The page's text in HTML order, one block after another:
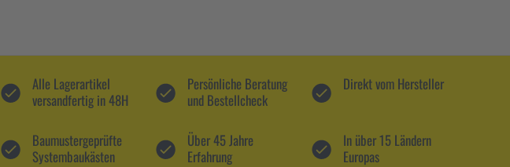
Alle Lagerartikel
versandfertig in 48H
Persönliche Beratung
und Bestellcheck
Direkt vom Hersteller
Baumustergeprüfte
Systembaukästen
Über 45 Jahre
Erfahrung
In über 15 Ländern
Europas